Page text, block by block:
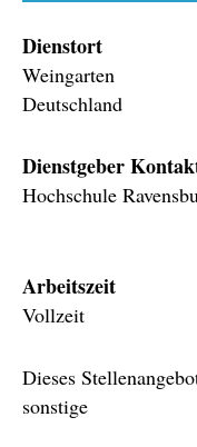
Dienstort
Weingarten
Deutschland
Dienstgeber
Hochschule
Arbeitszeit
Vollzeit
Dieses
sonstige